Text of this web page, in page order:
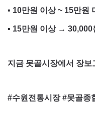
▪ 10만원 이상 ~ 15만원
▪ 15만원 이상 → 30,000
지금 못골시장에서 장
#수원전통시장 #못골종